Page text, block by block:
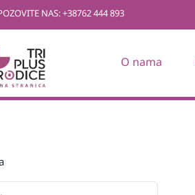
NAS: +38762 444 893
O nama